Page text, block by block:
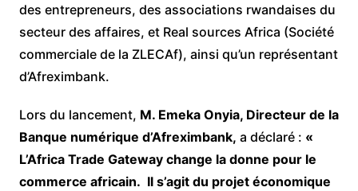
des entrepreneurs, des associations rwandaises du
secteur des affaires, et Real sources Africa (Société
commerciale de la ZLECAf), ainsi qu’un représentant
d’Afreximbank.
Lors du lancement, M. Emeka Onyia, Directeur de la
Banque numérique d’Afreximbank, a déclaré : «
L’Africa Trade Gateway change la donne pour le
commerce africain. Il s’agit du projet économique